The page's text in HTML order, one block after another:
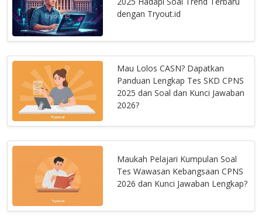
dengan Tryout.id
Mau Lolos CASN? Dapatkan
Panduan Lengkap Tes SKD CPNS
2025 dan Soal dan Kunci Jawaban
2026?
Maukah Pelajari Kumpulan Soal
Tes Wawasan Kebangsaan CPNS
2026 dan Kunci Jawaban Lengkap?